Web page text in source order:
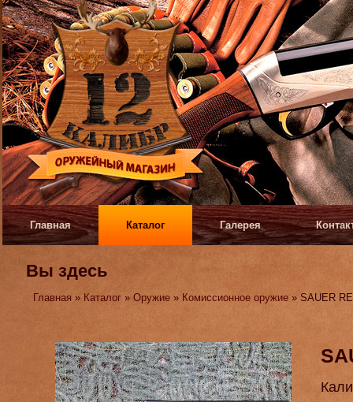
Главная Каталог Галерея
Вы здесь
Главная » Каталог »Оружие » Комиссионное оружие » SAUER